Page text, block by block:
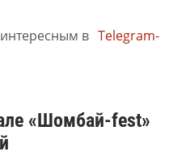
в Telegram-
«Шомбай-fest»